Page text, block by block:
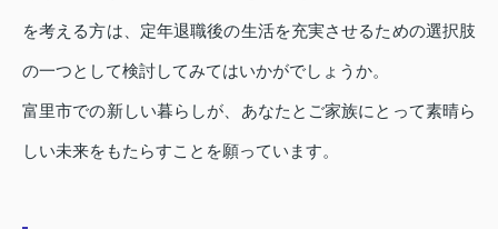
を考える方は、定年退職後の生活を充実させるための選択肢
の一つとして検討してみてはいかがでしょうか。
富里市での新しい暮らしが、あなたとご家族にとって素晴ら
しい未来をもたらすことを願っています。